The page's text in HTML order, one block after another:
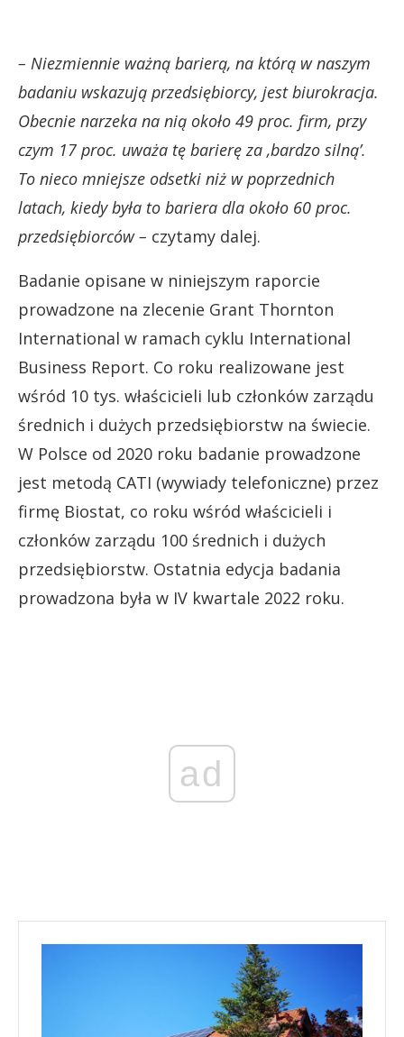
– Niezmiennie ważną barierą, na którą w naszym
badaniu wskazują przedsiębiorcy, jest biurokracja.
Obecnie narzeka na nią około 49 proc. firm, przy
czym 17 proc. uważa tę barierę za ‚bardzo silną’.
To nieco mniejsze odsetki niż w poprzednich
latach, kiedy była to bariera dla około 60 proc.
przedsiębiorców – czytamy dalej.
Badanie opisane w niniejszym raporcie
prowadzone na zlecenie Grant Thornton
International w ramach cyklu International
Business Report. Co roku realizowane jest
wśród 10 tys. właścicieli lub członków zarządu
średnich i dużych przedsiębiorstw na świecie.
W Polsce od 2020 roku badanie prowadzone
jest metodą CATI (wywiady telefoniczne) przez
firmę Biostat, co roku wśród właścicieli i
członków zarządu 100 średnich i dużych
przedsiębiorstw. Ostatnia edycja badania
prowadzona była w IV kwartale 2022 roku.
ad